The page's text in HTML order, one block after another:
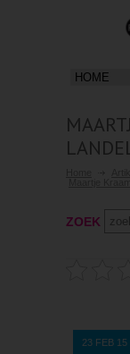
ZOEK
23 FEB 15